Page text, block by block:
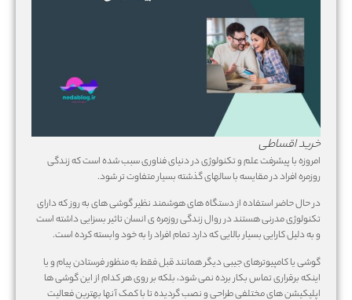
خرید اقساطی
امروزه با پیشرفت علم و تکنولوژی در دنیای فناوری سبب شده است که زندگی
روزمره افراد در مقایسه با سالهای گذشته بسیار متفاوت تر شود.
در حال حاضر استفاده از دستگاه های هوشمند نظیر گوشی های به روز که دارای
تکنولوژی مدرنی هستند در روال زندگی روزمره ی انسان تاثیر بسزایی داشته است
و به دلیل کارایی بسیار بالایی که دارد تمام افراد را به خود وابسته کرده است.
گوشی یا کامپیوترهای جیبی دیگر همانند قبل فقط به منظور فرستادن پیام و یا
اینکه برقراری تماس بکار برده نمی شود، بلکه بر روی هر کدام از این گوشی ها
اپلیکیشن های مختلفی طراحی و نصب گردیده تا با کمک آنها بهترین فعالیت